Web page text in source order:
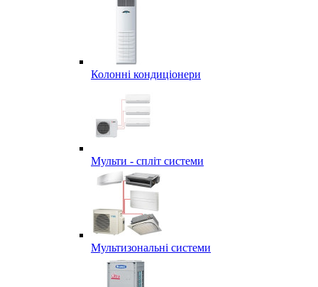
Колонні кондиціонери
Мульти - спліт системи
Мультизональні системи